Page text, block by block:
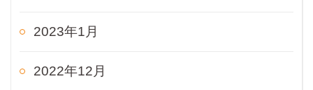
2023年1月
2022年12月